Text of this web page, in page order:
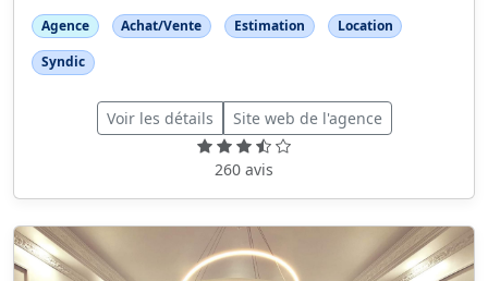
Agence Achat/Vente Estimation
Location
Syndic
Voir les détails Site web de l'agence
260 avis